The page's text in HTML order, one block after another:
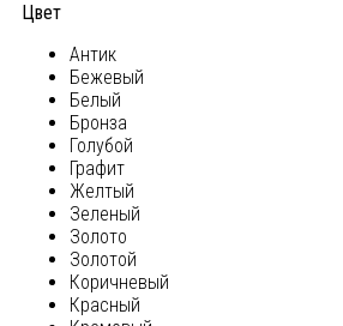
Цвет
Антик
Бежевый
Белый
Бронза
Голубой
Графит
Желтый
Зеленый
Золото
Золотой
Коричневый
Красный